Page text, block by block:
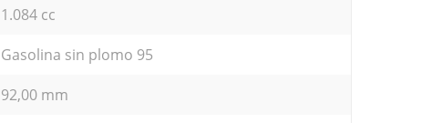
1.084 cc
Gasolina sin plomo 95
92,00 mm